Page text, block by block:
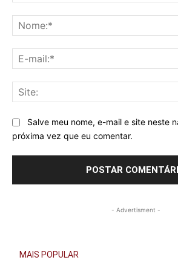
Salve meu nome, e-mail e site neste
próxima vez que eu comentar.
- Advertisment -
MAIS POPULAR